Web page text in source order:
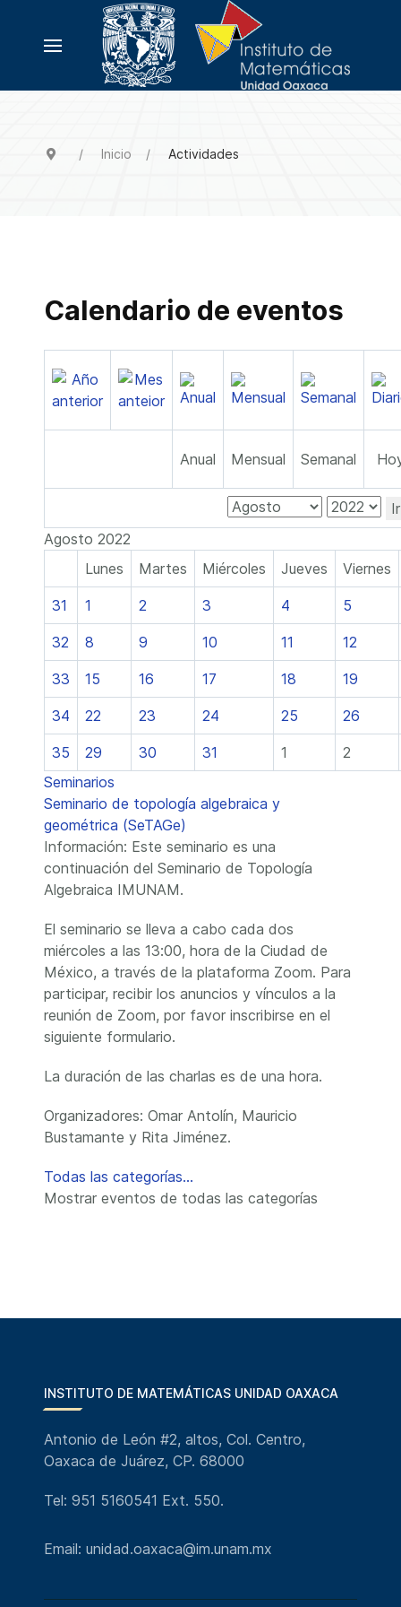
Inicio Actividades
Calendario de eventos
Anual Mensual Semanal
Agosto 2022
Lunes
Martes Miércoles Jueves Viernes
31 1 2 3 4 5
32 8 9 10 11 12
33 15 16 17 18 19
34 22 23 24 25 26
35 29 30 31 1
2
Seminarios
Seminario de topología algebraica y
geométrica (SeTAGe)
Información: Este seminario es una
continuación del Seminario de Topología
Algebraica IMUNAM.
El seminario se lleva a cabo cada dos
miércoles a las 13:00, hora de la Ciudad de
México, a través de la plataforma Zoom. Para
participar, recibir los anuncios y vínculos a la
reunión de Zoom, por favor inscribirse en el
siguiente formulario.
La duración de las charlas es de una hora.
Organizadores: Omar Antolín, Mauricio
Bustamante y Rita Jiménez.
Todas las categorías...
Mostrar eventos de todas las categorías
INSTITUTO DE MATEMÁTICAS UNIDAD OAXACA
Antonio de León #2, altos, Col. Centro,
Oaxaca de Juárez, CP. 68000
Tel: 951 5160541 Ext. 550.
Email: unidad.oaxaca@im.unam.mx